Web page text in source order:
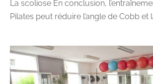
La scoliose En conclusion,
Pilates peut réduire l’angle de Cobb et